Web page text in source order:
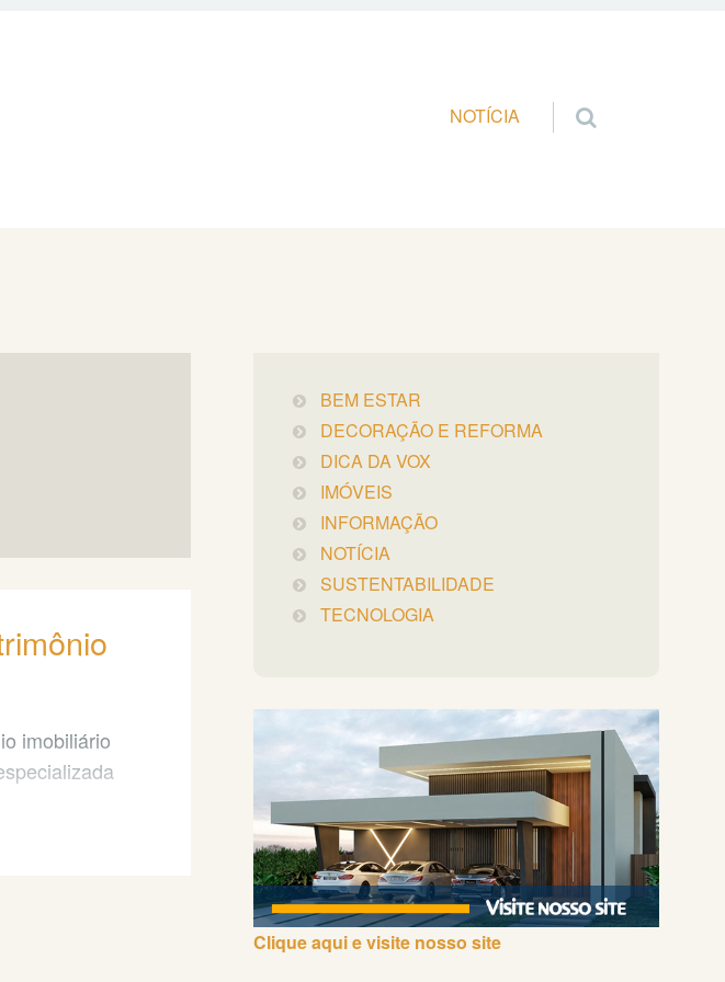
Pular para o conteúdo
NOTÍCIA
imobiliário
BEM ESTAR
DECORAÇÃO E REFORMA
DICA DA VOX
IMÓVEIS
INFORMAÇÃO
NOTÍCIA
SUSTENTABILIDADE
TECNOLOGIA
Clique aqui e visite nosso site